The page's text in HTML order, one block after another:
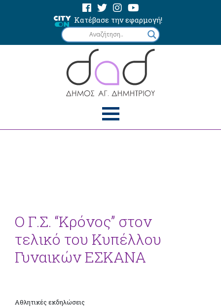
Κατέβασε την εφαρμογή!
Ο Γ.Σ. “Κρόνος” στον
τελικό του Κυπέλλου
Γυναικών ΕΣΚΑΝΑ
Αθλητικές εκδηλώσεις